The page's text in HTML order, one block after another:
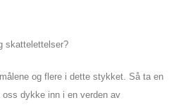
skattelettelser?
og flere i dette stykket. Så ta en
dykke inn i en verden av